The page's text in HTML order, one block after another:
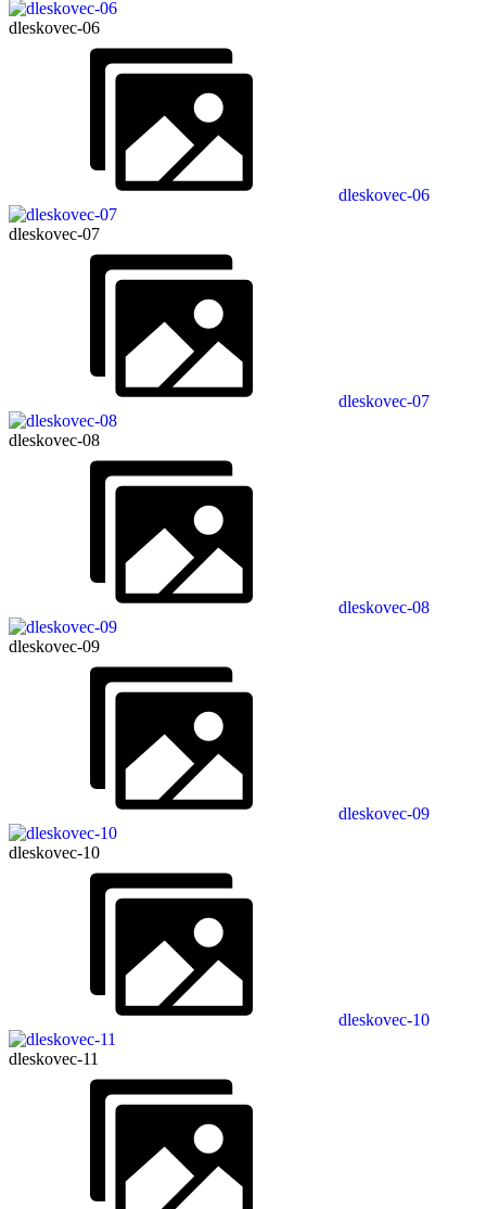
dleskovec-06
dleskovec-06
dleskovec-07
dleskovec-07
dleskovec-08
dleskovec-08
dleskovec-09
dleskovec-09
dleskovec-10
dleskovec-10
dleskovec-11